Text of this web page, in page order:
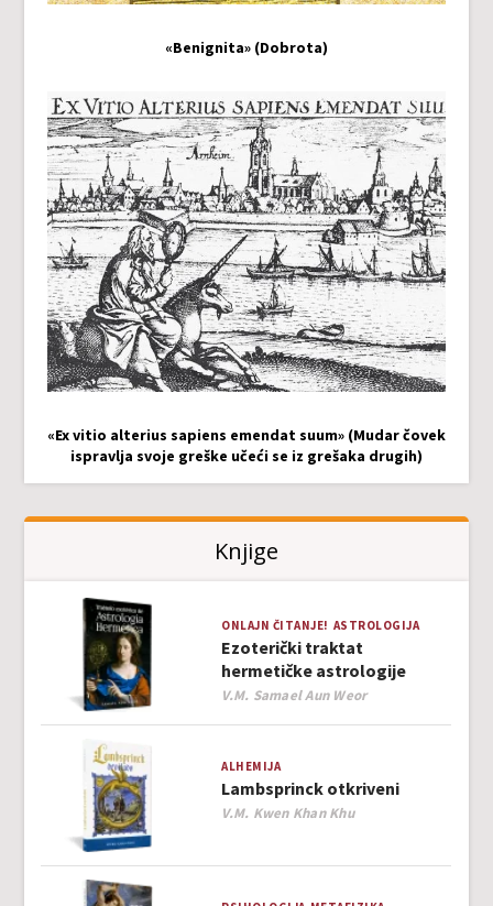
«Benignita» (Dobrota)
«Ex vitio alterius sapiens emendat suum» (Mudar čovek
ispravlja svoje greške učeći se iz grešaka drugih)
Knjige
ONLAJN ČITANJE! ASTROLOGIJA
Ezoterički traktat
hermetičke astrologije
Author
V.M. Samael Aun Weor
ALHEMIJA
Lambsprinck otkriveni
Author
V.M. Kwen Khan Khu